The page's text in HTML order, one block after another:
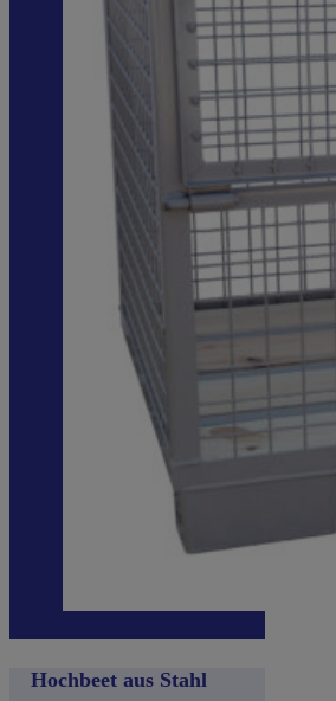
Hochbeet aus Stahl